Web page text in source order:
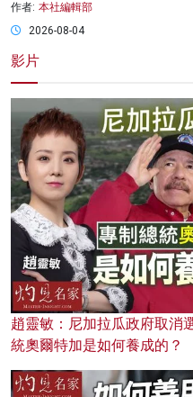
作者: 本社編輯部
2026-08-04
影片
趙靈敏：尼加拉瓜政府取消
統奧爾特加是如何養成的？